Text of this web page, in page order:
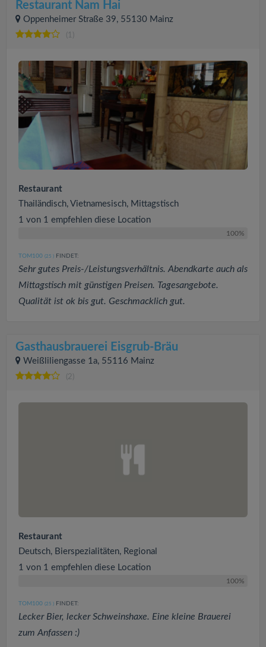
Restaurant Nam Hai
Oppenheimer Straße 39, 55130 Mainz
(1)
Restaurant
Thailändisch, Vietnamesisch, Mittagstisch
1 von 1 empfehlen diese Location
100%
TOM100 (25 ) FINDET:
Sehr gutes Preis-/Leistungsverhältnis. Abendkarte auch als
Mittagstisch mit günstigen Preisen. Tagesangebote.
Qualität ist ok bis gut. Geschmacklich gut.
Gasthausbrauerei Eisgrub-Bräu
Weißliliengasse 1a, 55116 Mainz
(2)
Restaurant
Deutsch, Bierspezialitäten, Regional
1 von 1 empfehlen diese Location
100%
TOM100 (25 ) FINDET:
Lecker Bier, lecker Schweinshaxe. Eine kleine Brauerei
zum Anfassen :)